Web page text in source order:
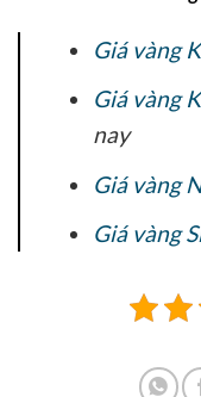
Giá vàng
Giá vàng
nay
Giá vàng
Giá vàng